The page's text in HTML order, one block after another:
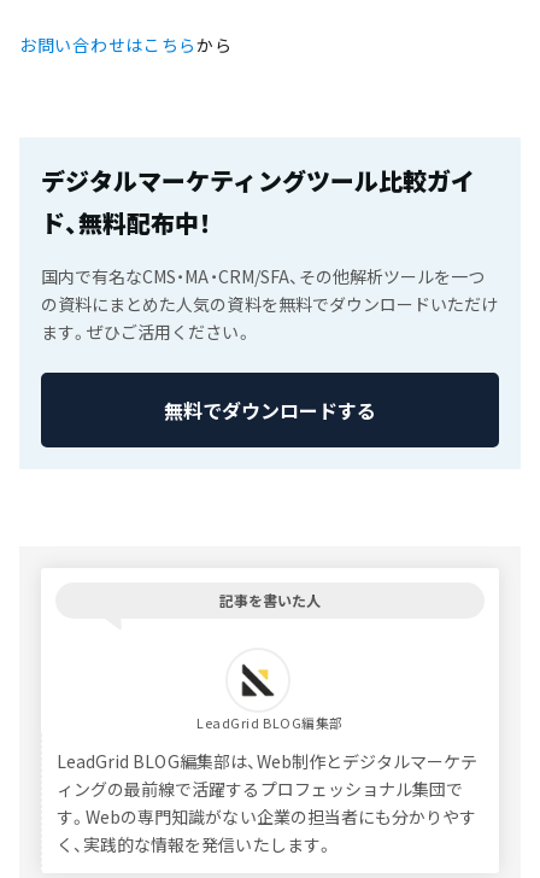
お問い合わせはこちらから
デジタルマーケティングツール比較ガイ
ド、無料配布中！
国内で有名なCMS・MA・CRM/SFA、その他解析ツールを一つ
の資料にまとめた人気の資料を無料でダウンロードいただけ
ます。ぜひご活用ください。
無料でダウンロードする
記事を書いた人
LeadGrid BLOG編集部
LeadGrid BLOG編集部は、Web制作とデジタルマーケテ
ィングの最前線で活躍するプロフェッショナル集団で
す。Webの専門知識がない企業の担当者にも分かりやす
く、実践的な情報を発信いたします。